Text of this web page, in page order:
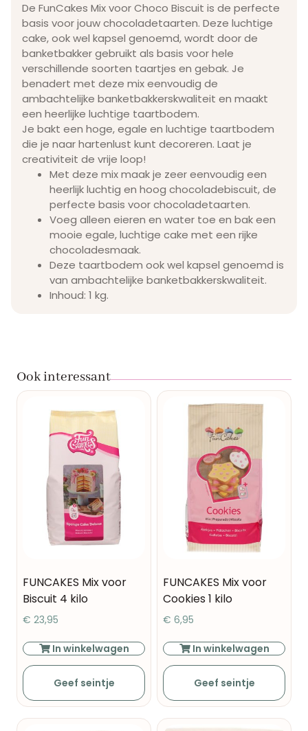
De FunCakes Mix voor Choco Biscuit is de perfecte
basis voor jouw chocoladetaarten. Deze luchtige
cake, ook wel kapsel genoemd, wordt door de
banketbakker gebruikt als basis voor hele
verschillende soorten taartjes en gebak. Je
benadert met deze mix eenvoudig de
ambachtelijke banketbakkerskwaliteit en maakt
een heerlijke luchtige taartbodem.
Je bakt een hoge, egale en luchtige taartbodem
die je naar hartenlust kunt decoreren. Laat je
creativiteit de vrije loop!
Met deze mix maak je zeer eenvoudig een
heerlijk luchtig en hoog chocoladebiscuit, de
perfecte basis voor chocoladetaarten.
Voeg alleen eieren en water toe en bak een
mooie egale, luchtige cake met een rijke
chocoladesmaak.
Deze taartbodem ook wel kapsel genoemd is
van ambachtelijke banketbakkerskwaliteit.
Inhoud: 1 kg.
Ook interessant
FUNCAKES Mix voor
Biscuit 4 kilo
€ 23,95
In winkelwagen
Geef seintje
FUNCAKES Mix voor
Cookies 1 kilo
€ 6,95
In winkelwagen
Geef seintje